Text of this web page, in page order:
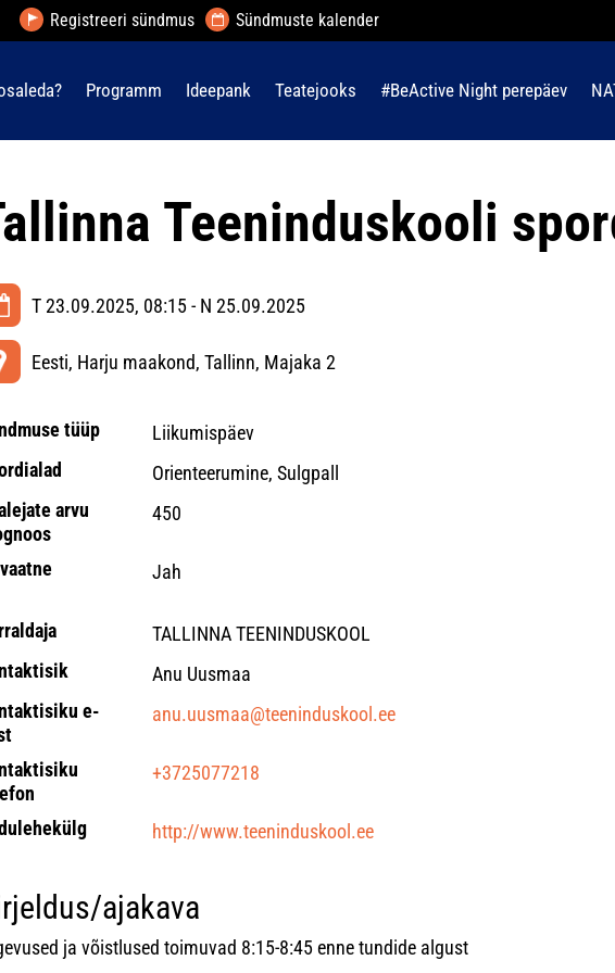
Registreeri sündmus Sündmuste kalender
Programm Ideepank Teatejooks #BeActive Night perepäev
Teeninduskooli
T 23.09.2025, 08:15 - N 25.09.2025
Eesti, Harju maakond, Tallinn, Majaka 2
tüüp
Liikumispäev
Orienteerumine, Sulgpall
arvu
450
Jah
TALLINNA TEENINDUSKOOL
Anu Uusmaa
e-
anu.uusmaa@teeninduskool.ee
+3725077218
http://www.teeninduskool.ee
ajakava
ja võistlused toimuvad 8:15-8:45 enne tundide algust